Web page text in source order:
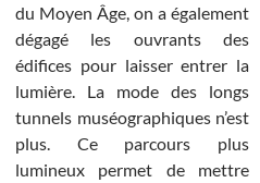
du Moyen Âge, on a également
dégagé les ouvrants des
édifices pour laisser entrer la
lumière. La mode des longs
tunnels muséographiques n’est
plus. Ce parcours plus
lumineux permet de mettre